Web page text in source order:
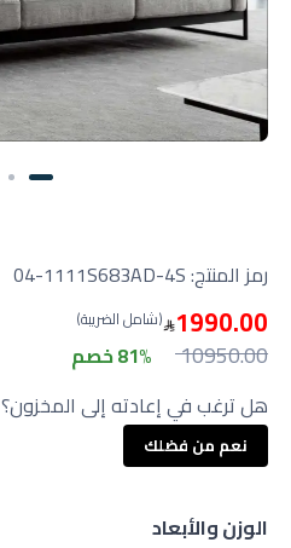
رمز المنتج:04-1111S683AD-4S
1990.00 (شامل الضريبة)
10950.00
81% خصم
هل ترغب في إعادته إلى المخزون؟
نعم من فضلك
الوزن والأبعاد